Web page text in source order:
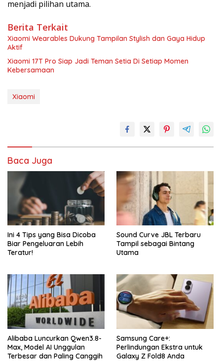
menjadi pilihan utama.
Berita Terkait
Xiaomi Wearables Dukung Tampilan Stylish dan Gaya Hidup
Aktif
Xiaomi 17T Pro Siap Jadi Teman Setia Di Setiap Momen
Kebersamaan
Xiaomi
Baca Juga
Ini 4 Tips yang Bisa Dicoba
Biar Pengeluaran Lebih
Teratur!
Sound Curve JBL Terbaru
Tampil sebagai Bintang
Utama
Alibaba Luncurkan Qwen3.8-
Max, Model AI Unggulan
Terbesar dan Paling Canggih
Samsung Care+:
Perlindungan Ekstra untuk
Galaxy Z Fold8 Anda